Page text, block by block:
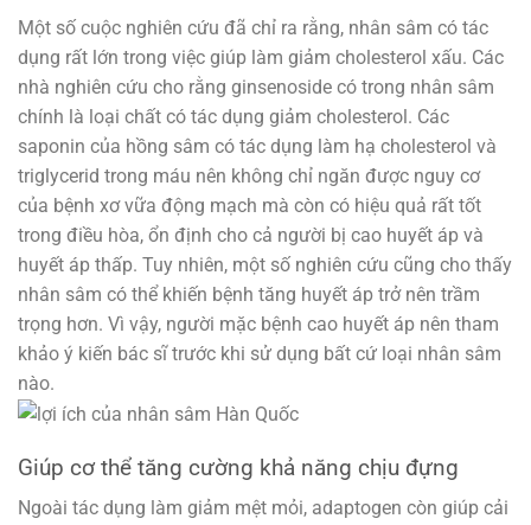
Một số cuộc nghiên cứu đã chỉ ra rằng, nhân sâm có tác
dụng rất lớn trong việc giúp làm giảm cholesterol xấu. Các
nhà nghiên cứu cho rằng ginsenoside có trong nhân sâm
chính là loại chất có tác dụng giảm cholesterol. Các
saponin của hồng sâm có tác dụng làm hạ cholesterol và
triglycerid trong máu nên không chỉ ngăn được nguy cơ
của bệnh xơ vữa động mạch mà còn có hiệu quả rất tốt
trong điều hòa, ổn định cho cả người bị cao huyết áp và
huyết áp thấp. Tuy nhiên, một số nghiên cứu cũng cho thấy
nhân sâm có thể khiến bệnh tăng huyết áp trở nên trầm
trọng hơn. Vì vậy, người mặc bệnh cao huyết áp nên tham
khảo ý kiến bác sĩ trước khi sử dụng bất cứ loại nhân sâm
nào.
Giúp cơ thể tăng cường khả năng chịu đựng
Ngoài tác dụng làm giảm mệt mỏi, adaptogen còn giúp cải